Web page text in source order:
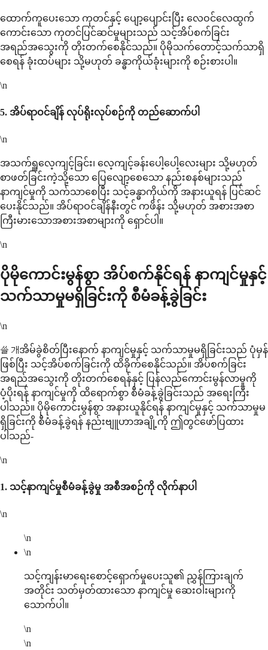
ထောက်ကူပေးသော ကုတင်နှင့် ပျော့ပျောင်းပြီး လေဝင်လေထွက်
ကောင်းသော ကုတင်ပြင်ဆင်မှုများသည် သင့်အိပ်စက်ခြင်း
အရည်အသွေးကို တိုးတက်စေနိုင်သည်။ ပိုမိုသက်တောင့်သက်သာရှိ
စေရန် ခုံးထပ်များ သို့မဟုတ် ခန္ဓာကိုယ်ခုံးများကို စဉ်းစားပါ။
\n
5. အိပ်ရာဝင်ချိန် လုပ်ရိုးလုပ်စဉ်ကို တည်ဆောက်ပါ
\n
အသက်ရှူလေ့ကျင့်ခြင်း၊ လေ့ကျင့်ခန်းပေါ့ပေါ့လေးများ သို့မဟုတ်
စာဖတ်ခြင်းကဲ့သို့သော ပြေလျော့စေသော နည်းစနစ်များသည်
နာကျင်မှုကို သက်သာစေပြီး သင့်ခန္ဓာကိုယ်ကို အနားယူရန် ပြင်ဆင်
ပေးနိုင်သည်။ အိပ်ရာဝင်ချိန်နီးတွင် ကဖိန်း သို့မဟုတ် အစားအစာ
ကြီးမားသောအစားအစာများကို ရှောင်ပါ။
\n
ပိုမိုကောင်းမွန်စွာ အိပ်စက်နိုင်ရန် နာကျင်မှုနှင့်
သက်သာမှုမရှိခြင်းကို စီမံခန့်ခွဲခြင်း
\n
쓸개အိမ်ခွဲစိတ်ပြီးနောက် နာကျင်မှုနှင့် သက်သာမှုမရှိခြင်းသည် ပုံမှန်
ဖြစ်ပြီး သင့်အိပ်စက်ခြင်းကို ထိခိုက်စေနိုင်သည်။ အိပ်စက်ခြင်း
အရည်အသွေးကို တိုးတက်စေရန်နှင့် ပြန်လည်ကောင်းမွန်လာမှုကို
ပံ့ပိုးရန် နာကျင်မှုကို ထိရောက်စွာ စီမံခန့်ခွဲခြင်းသည် အရေးကြီး
ပါသည်။ ပိုမိုကောင်းမွန်စွာ အနားယူနိုင်ရန် နာကျင်မှုနှင့် သက်သာမှုမ
ရှိခြင်းကို စီမံခန့်ခွဲရန် နည်းဗျူဟာအချို့ကို ဤတွင်ဖော်ပြထား
ပါသည်-
\n
1. သင့်နာကျင်မှုစီမံခန့်ခွဲမှု အစီအစဉ်ကို လိုက်နာပါ
\n
\n
\n
သင့်ကျန်းမာရေးစောင့်ရှောက်မှုပေးသူ၏ ညွှန်ကြားချက်
အတိုင်း သတ်မှတ်ထားသော နာကျင်မှု ဆေးဝါးများကို
သောက်ပါ။
\n
\n